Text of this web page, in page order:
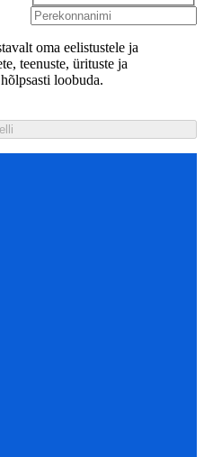
oma eelistustele ja
teenuste, ürituste ja
loobuda.